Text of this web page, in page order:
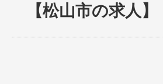
【松山市の求人】